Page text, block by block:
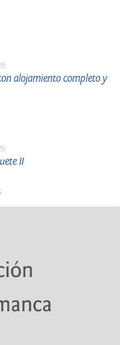
alojamiento completo y
II